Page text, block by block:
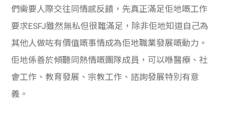
們需要人際交往同情感反饋，先真正滿足佢地嘅工作
要求ESFJ雖然無私但很難滿足，除非佢地知道自己為
其他人做咗有價值嘅事情成為佢地職業發展嘅動力。
佢地係善於傾聽同熱情嘅團隊成員，可以喺醫療、社
會工作、教育發展、宗教工作、諮詢發展特別有意
義。